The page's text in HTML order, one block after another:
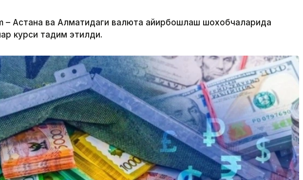
– Астана ва Алматидаги валюта айирбошлаш шохобчаларида
курси тақдим этилди.